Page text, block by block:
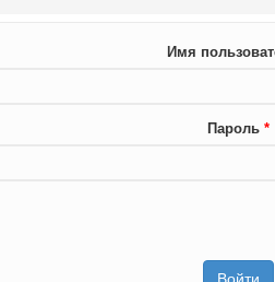
Имя
Пароль *